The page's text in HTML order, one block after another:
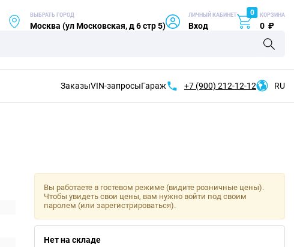
ВЫБРАТЬ ГОРОД
Москва (ул Московская, д 6 стр 5)
ЛИЧНЫЙ КАБИНЕТ
Вход
0 КОРЗИНА
0 ₽
ЗаказыVIN-запросыГараж +7 (900) 212-12-12 RU
Вы работаете в гостевом режиме (видите розничные цены).
Чтобы увидеть свои цены, вам нужно войти под своим
паролем (или зарегистрироваться).
Нет на складе